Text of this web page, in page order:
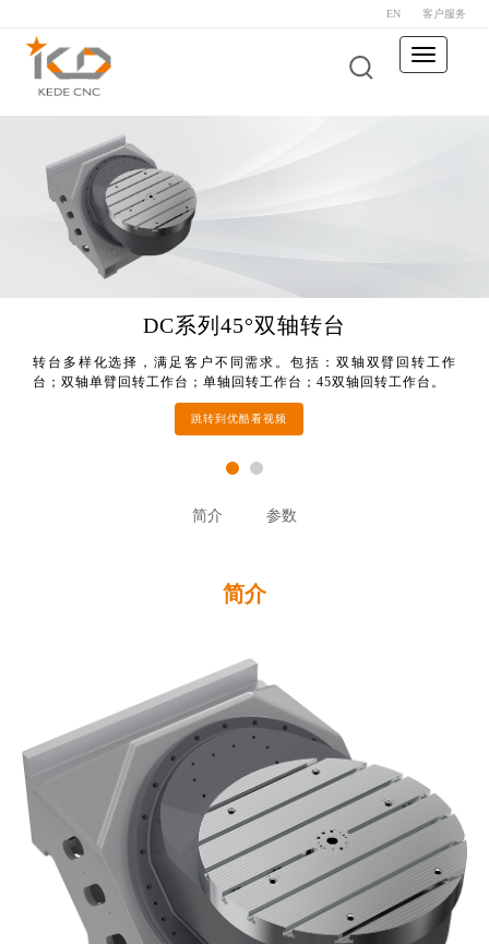
EN 客户服务
Toggle
navigation
DC系列45°双轴转台
转台多样化选择，满足客户不同需求。包括：双轴双臂回转工作
台；双轴单臂回转工作台；单轴回转工作台；45双轴回转工作台。
跳转到优酷看视频
KMC400S U
转台多样化选择，满足客户不同需求。包括：双轴双臂回转工作
台；双轴单臂回转工作台；单轴回转工作台；45双轴回转工作台。
跳转到优酷看视频
简介 参数
简介